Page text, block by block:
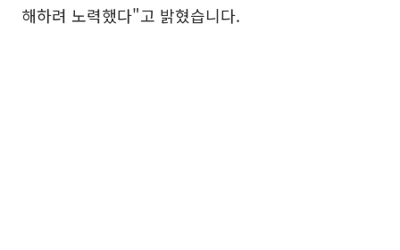
해하려 노력했다"고 밝혔습니다.